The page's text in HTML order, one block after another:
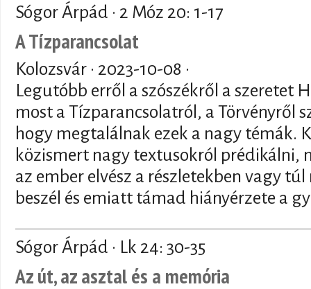
Sógor Árpád · 2 Móz 20: 1-17
A Tízparancsolat
Kolozsvár · 2023-10-08 ·
Legutóbb erről a szószékről a szeretet
most a Tízparancsolatról, a Törvényről
hogy megtalálnak ezek a nagy témák.
közismert nagy textusokról prédikálni,
az ember elvész a részletekben vagy
beszél és emiatt támad hiányérzete a
Sógor Árpád · Lk 24: 30-35
Az út, az asztal és a memória